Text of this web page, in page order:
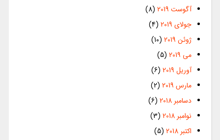
آگوست 2019
(8)
جولای 2019
(4)
ژوئن 2019
(10)
می 2019
(5)
آوریل 2019
(6)
مارس 2019
(2)
دسامبر 2018
(6)
نوامبر 2018
(3)
اکتبر 2018
(5)